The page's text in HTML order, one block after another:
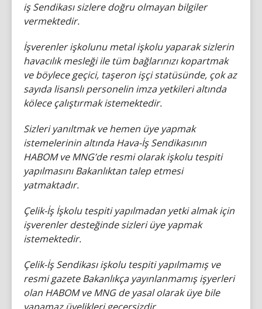
iş Sendikası sizlere doğru olmayan bilgiler
vermektedir.
İşverenler işkolunu metal işkolu yaparak sizlerin
havacılık mesleği ile tüm bağlarınızı kopartmak
ve böylece geçici, taşeron işçi statüsünde, çok az
sayıda lisanslı personelin imza yetkileri altında
kölece çalıştırmak istemektedir.
Sizleri yanıltmak ve hemen üye yapmak
istemelerinin altında Hava-İş Sendikasının
HABOM ve MNG’de resmi olarak işkolu tespiti
yapılmasını Bakanlıktan talep etmesi
yatmaktadır.
Çelik-İş İşkolu tespiti yapılmadan yetki almak için
işverenler desteğinde sizleri üye yapmak
istemektedir.
Çelik-İş Sendikası işkolu tespiti yapılmamış ve
resmi gazete Bakanlıkça yayınlanmamış işyerleri
olan HABOM ve MNG de yasal olarak üye bile